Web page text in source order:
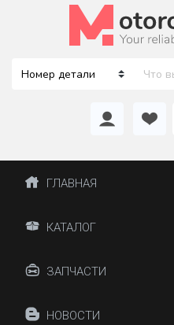
ГЛАВНАЯ
КАТАЛОГ
ЗАПЧАСТИ
НОВОСТИ